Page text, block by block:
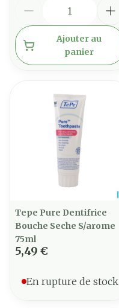
Ajouter au
panier
Tepe Pure Dentifrice
Bouche Seche S/arome
75ml
5,49 €
En rupture de stock